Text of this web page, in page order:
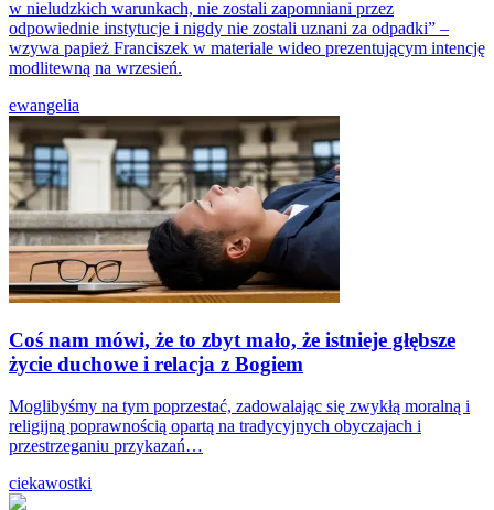
w nieludzkich warunkach, nie zostali zapomniani przez
odpowiednie instytucje i nigdy nie zostali uznani za odpadki” –
wzywa papież Franciszek w materiale wideo prezentującym intencję
modlitewną na wrzesień.
ewangelia
Coś nam mówi, że to zbyt mało, że istnieje głębsze
życie duchowe i relacja z Bogiem
Moglibyśmy na tym poprzestać, zadowalając się zwykłą moralną i
religijną poprawnością opartą na tradycyjnych obyczajach i
przestrzeganiu przykazań…
ciekawostki